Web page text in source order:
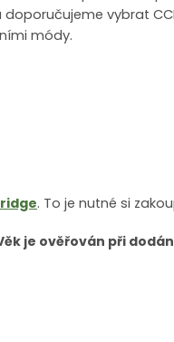
vybrat
módy.
. To je nutné si
je ověřován při